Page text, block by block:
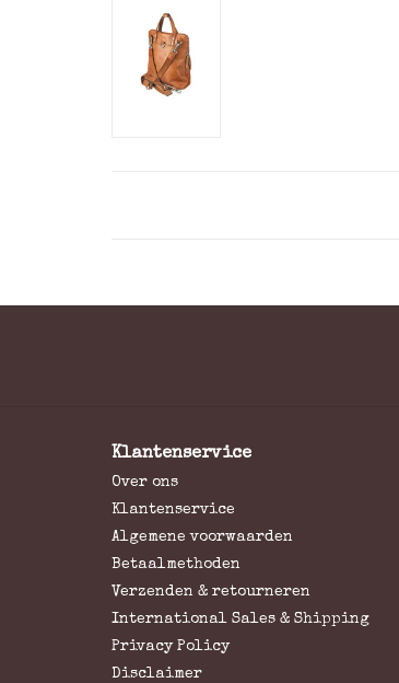
Klantenservice
Over ons
Klantenservice
Algemene voorwaarden
Betaalmethoden
Verzenden & retourneren
International Sales & Shipping
Privacy Policy
Disclaimer